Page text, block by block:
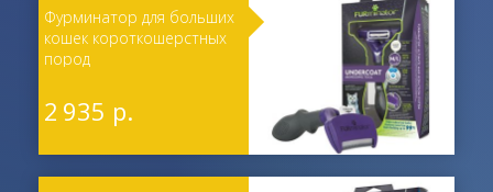
Фурминатор для больших
кошек короткошерстных
пород
2 935 р.